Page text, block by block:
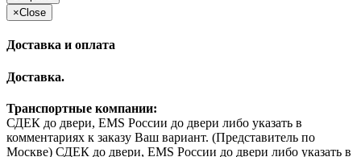
×Close
Доставка и оплата
Доставка.
Транспортные компании:
СДЕК до двери, EMS России до двери либо указать в
комментариях к заказу Ваш вариант. (Представитель по
Москве) СДЕК до двери, EMS России до двери либо указать в